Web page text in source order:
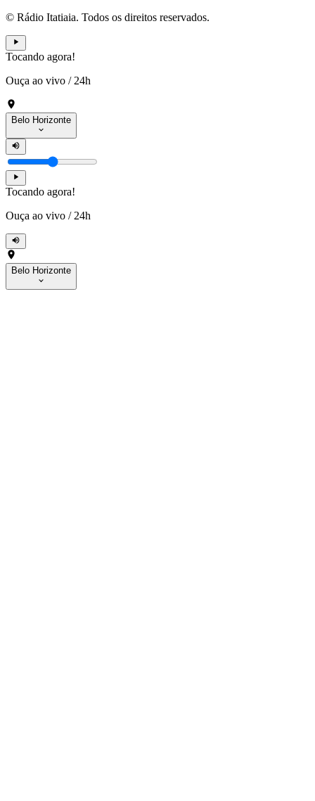
© Rádio Itatiaia. Todos os direitos reservados.
Tocando agora!
Ouça ao vivo / 24h
Belo Horizonte
Tocando agora!
Ouça ao vivo / 24h
Belo Horizonte